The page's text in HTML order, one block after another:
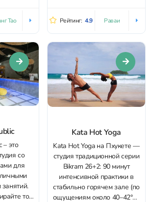
Тао есть
отдыха
кафе,
йоги,
Тао
блюдами. Нити – наставница
энергетикой. В ее студии
очень тихо и спокойно,
освещение помогает
расслабиться, свечи и
аромалампы с...
Рейтинг: 4.9 Раваи
– это
со
для
то,
Kata Hot Yoga
Kata Hot Yoga на Пхукете —
студия традиционной серии
Bikram 26+2: 90 минут
интенсивной практики в
стабильно горячем зале (по
ощущениям около 40–42°C).